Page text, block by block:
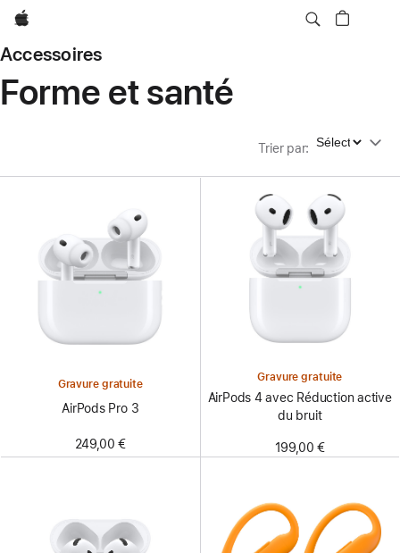
Apple
Accessoires
Forme et santé
Trier par: Trier par
Gravure gratuite
AirPods Pro 3
249,00 €
Gravure gratuite
AirPods 4 avec Réduction active
du bruit
199,00 €